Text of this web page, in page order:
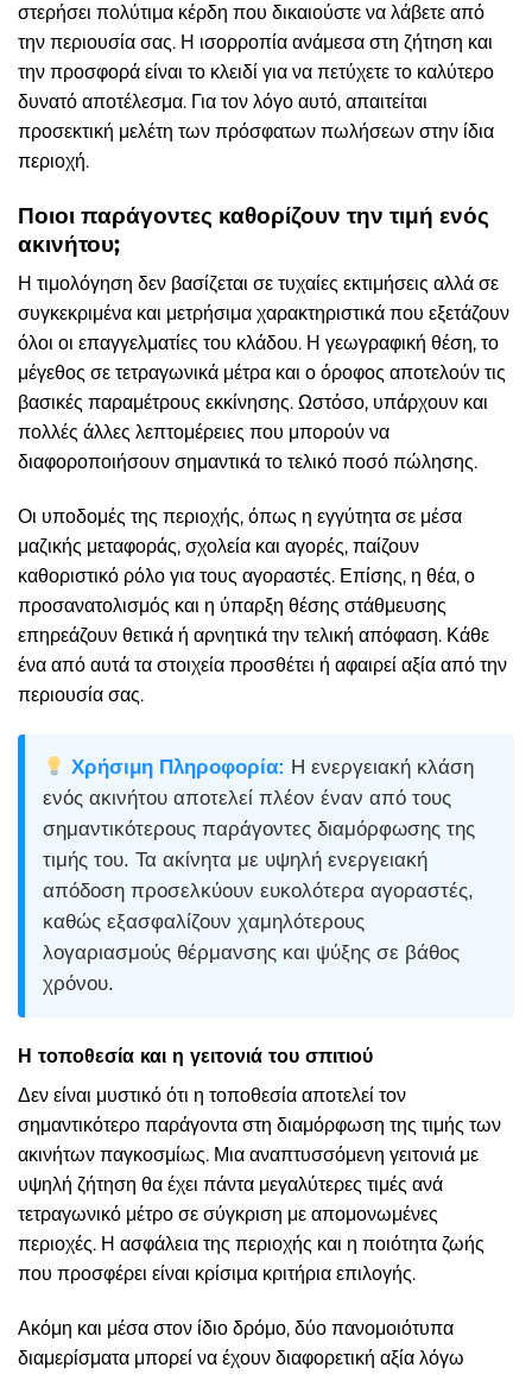
στερήσει πολύτιμα κέρδη που δικαιούστε να λάβετε από
την περιουσία σας. Η ισορροπία ανάμεσα στη ζήτηση και
την προσφορά είναι το κλειδί για να πετύχετε το καλύτερο
δυνατό αποτέλεσμα. Για τον λόγο αυτό, απαιτείται
προσεκτική μελέτη των πρόσφατων πωλήσεων στην ίδια
περιοχή.
Ποιοι παράγοντες καθορίζουν την τιμή ενός
ακινήτου;
Η τιμολόγηση δεν βασίζεται σε τυχαίες εκτιμήσεις αλλά σε
συγκεκριμένα και μετρήσιμα χαρακτηριστικά που εξετάζουν
όλοι οι επαγγελματίες του κλάδου. Η γεωγραφική θέση, το
μέγεθος σε τετραγωνικά μέτρα και ο όροφος αποτελούν τις
βασικές παραμέτρους εκκίνησης. Ωστόσο, υπάρχουν και
πολλές άλλες λεπτομέρειες που μπορούν να
διαφοροποιήσουν σημαντικά το τελικό ποσό πώλησης.
Οι υποδομές της περιοχής, όπως η εγγύτητα σε μέσα
μαζικής μεταφοράς, σχολεία και αγορές, παίζουν
καθοριστικό ρόλο για τους αγοραστές. Επίσης, η θέα, ο
προσανατολισμός και η ύπαρξη θέσης στάθμευσης
επηρεάζουν θετικά ή αρνητικά την τελική απόφαση. Κάθε
ένα από αυτά τα στοιχεία προσθέτει ή αφαιρεί αξία από την
περιουσία σας.
Χρήσιμη Πληροφορία: Η ενεργειακή κλάση
ενός ακινήτου αποτελεί πλέον έναν από τους
σημαντικότερους παράγοντες διαμόρφωσης της
τιμής του. Τα ακίνητα με υψηλή ενεργειακή
απόδοση προσελκύουν ευκολότερα αγοραστές,
καθώς εξασφαλίζουν χαμηλότερους
λογαριασμούς θέρμανσης και ψύξης σε βάθος
χρόνου.
Η τοποθεσία και η γειτονιά του σπιτιού
Δεν είναι μυστικό ότι η τοποθεσία αποτελεί τον
σημαντικότερο παράγοντα στη διαμόρφωση της τιμής των
ακινήτων παγκοσμίως. Μια αναπτυσσόμενη γειτονιά με
υψηλή ζήτηση θα έχει πάντα μεγαλύτερες τιμές ανά
τετραγωνικό μέτρο σε σύγκριση με απομονωμένες
περιοχές. Η ασφάλεια της περιοχής και η ποιότητα ζωής
που προσφέρει είναι κρίσιμα κριτήρια επιλογής.
Ακόμη και μέσα στον ίδιο δρόμο, δύο πανομοιότυπα
διαμερίσματα μπορεί να έχουν διαφορετική αξία λόγω